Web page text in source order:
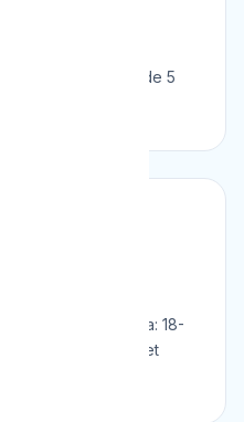
depuis 2009. Plus de 5
en Belgique.
Agréé
Cedicol (N° Cerga: 18-
normes belges et